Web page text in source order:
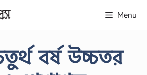
Menu
বর্ষ উচ্চতর